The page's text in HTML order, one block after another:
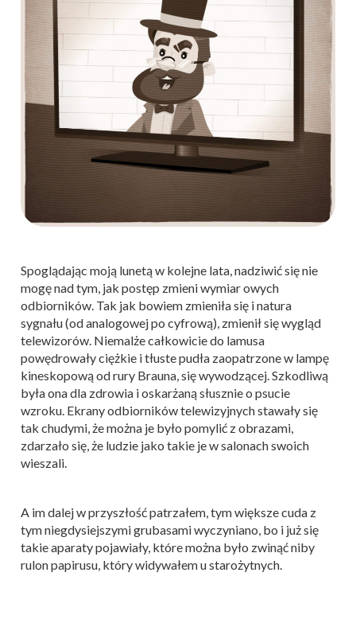
Spoglądając moją lunetą w kolejne lata, nadziwić się nie
mogę nad tym, jak postęp zmieni wymiar owych
odbiorników. Tak jak bowiem zmieniła się i natura
sygnału (od analogowej po cyfrową), zmienił się wygląd
telewizorów. Niemalże całkowicie do lamusa
powędrowały ciężkie i tłuste pudła zaopatrzone w lampę
kineskopową od rury Brauna, się wywodzącej. Szkodliwą
była ona dla zdrowia i oskarżaną słusznie o psucie
wzroku. Ekrany odbiorników telewizyjnych stawały się
tak chudymi, że można je było pomylić z obrazami,
zdarzało się, że ludzie jako takie je w salonach swoich
wieszali.
A im dalej w przyszłość patrzałem, tym większe cuda z
tym niegdysiejszymi grubasami wyczyniano, bo i już się
takie aparaty pojawiały, które można było zwinąć niby
rulon papirusu, który widywałem u starożytnych.